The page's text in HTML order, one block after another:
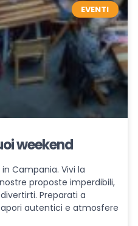
EVENTI
weekend
Campania. Vivi la
proposte imperdibili,
Preparati a
autentici e atmosfere